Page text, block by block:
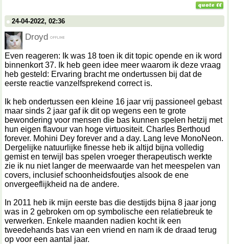
24-04-2022, 02:36
Droyd
Even reageren: Ik was 18 toen ik dit topic opende en ik word
binnenkort 37. Ik heb geen idee meer waarom ik deze vraag
heb gesteld: Ervaring bracht me ondertussen bij dat de
eerste reactie vanzelfsprekend correct is.
Ik heb ondertussen een kleine 16 jaar vrij passioneel gebast
maar sinds 2 jaar gaf ik dit op wegens een te grote
bewondering voor mensen die bas kunnen spelen hetzij met
hun eigen flavour van hoge virtuositeit. Charles Berthoud
forever. Mohini Dey forever and a day. Lang leve MonoNeon.
Dergelijke natuurlijke finesse heb ik altijd bijna volledig
gemist en terwijl bas spelen vroeger therapeutisch werkte
zie ik nu niet langer de meerwaarde van het meespelen van
covers, inclusief schoonheidsfoutjes alsook de ene
onvergeeflijkheid na de andere.
In 2011 heb ik mijn eerste bas die destijds bijna 8 jaar jong
was in 2 gebroken om op symbolische een relatiebreuk te
verwerken. Enkele maanden nadien kocht ik een
tweedehands bas van een vriend en nam ik de draad terug
op voor een aantal jaar.